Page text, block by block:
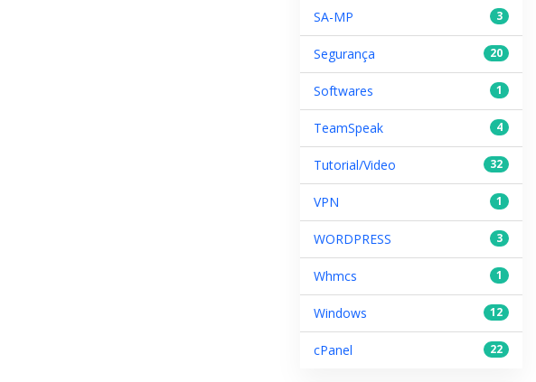
3
SA-MP
20
Segurança
1
Softwares
4
TeamSpeak
32
Tutorial/Video
1
VPN
3
WORDPRESS
1
Whmcs
12
Windows
22
cPanel